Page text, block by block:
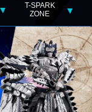
T-SPARK
ZONE